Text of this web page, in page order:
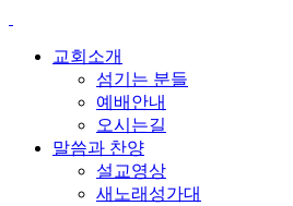
교회소개
섬기는 분들
예배안내
오시는길
말씀과 찬양
설교영상
새노래성가대